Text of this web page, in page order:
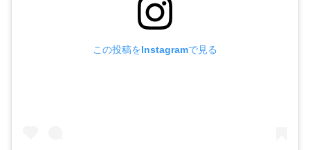
この投稿をInstagramで見る